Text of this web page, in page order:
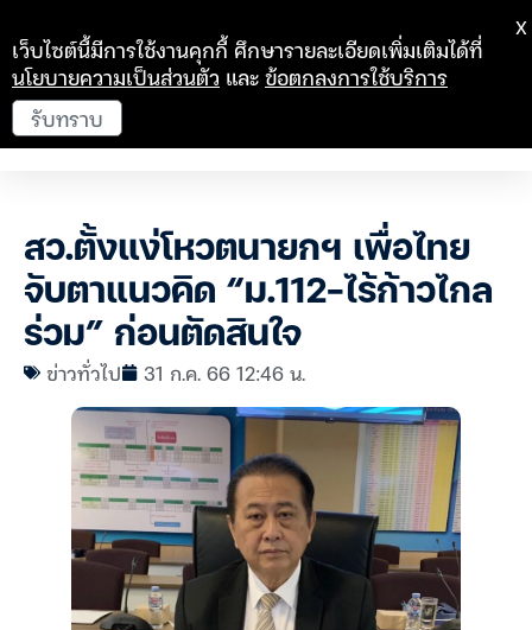
สว.ตั้งแง่โหวตนายกฯ เพื่อไทย
จับตาแนวคิด “ม.112-ไร้ก้าวไกล
ร่วม” ก่อนตัดสินใจ
ข่าวทั่วไป 31 ก.ค. 66 12:46 น.
เว็บไซต์นี้มีการใช้งานคุกกี้ ศึกษารายละเอียดเพิ่มเติมได้ที่
นโยบายความเป็นส่วนตัว และข้อตกลงการใช้บริการ
รับทราบ
X